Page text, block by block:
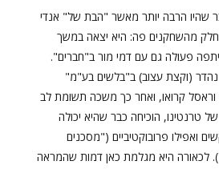
שהיו הרבה יותר מאשר "הבת של" אנדי
מהשחקנים פה: היא יצאה במשך
פעולה גם עם דמי מור ב"חברים".
(וקצת עצוב) ב"בלשים בע"מ"
וראסל קרואו, ואחר כך משכה תשומת לב
של טרנטינו, הוכיחה כבר שהיא יכולה
ואפילו פרובוקטיביים ("מסכנים
לכאורה היא מגלמת כאן דמות שהמראה